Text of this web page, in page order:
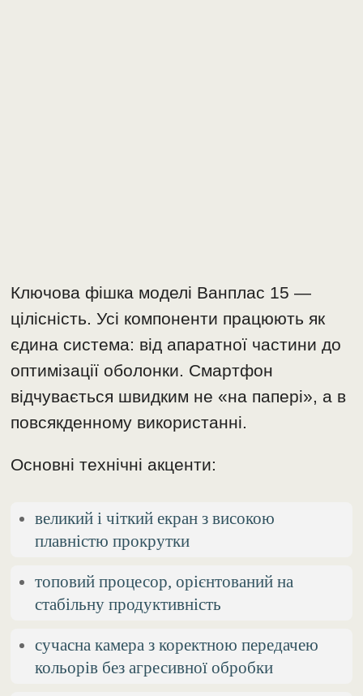
Ключова фішка моделі Ванплас 15 —
цілісність. Усі компоненти працюють як
єдина система: від апаратної частини до
оптимізації оболонки. Смартфон
відчувається швидким не «на папері», а в
повсякденному використанні.
Основні технічні акценти:
великий і чіткий екран з високою
плавністю прокрутки
топовий процесор, орієнтований на
стабільну продуктивність
сучасна камера з коректною передачею
кольорів без агресивної обробки